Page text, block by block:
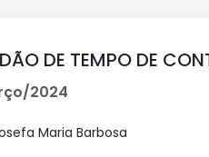
DE TEMPO DE
2024
Maria Barbosa